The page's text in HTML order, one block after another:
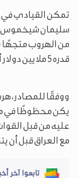
تمكن القيادي في
سليمان شيخموس،
من الهروب متجهًا
قدره 5 ملايين دولار أمريكي.
ووفقًا للمصادر،
يكن محظوظًا في
عليه من قبل
مع العراق قبل أن